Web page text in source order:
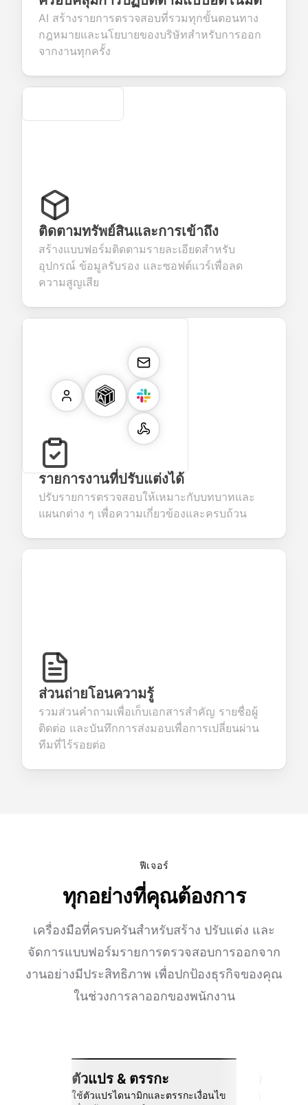
about
products or
account
creation.
commerce
transactions.
efficient
candidate
AI สร้างรายการตรวจสอบที่รวมทุกขั้นตอนทาง
กฎหมายและนโยบายของบริษัทสำหรับการออก
จากงานทุกครั้ง
Secure
ติดตามทรัพย์สินและการเข้าถึง
สร้างแบบฟอร์มติดตามรายละเอียดสำหรับ
อุปกรณ์ ข้อมูลรับรอง และซอฟต์แวร์เพื่อลด
ความสูญเสีย
รายการงานที่ปรับแต่งได้
ปรับรายการตรวจสอบให้เหมาะกับบทบาทและ
แผนกต่าง ๆ เพื่อความเกี่ยวข้องและครบถ้วน
ส่วนถ่ายโอนความรู้
รวมส่วนคำถามเพื่อเก็บเอกสารสำคัญ รายชื่อผู้
ติดต่อ และบันทึกการส่งมอบเพื่อการเปลี่ยนผ่าน
ทีมที่ไร้รอยต่อ
ฟีเจอร์
ทุกอย่างที่คุณต้องการ
เครื่องมือที่ครบครันสำหรับสร้าง ปรับแต่ง และ
จัดการแบบฟอร์มรายการตรวจสอบการออกจาก
งานอย่างมีประสิทธิภาพ เพื่อปกป้องธุรกิจของคุณ
ในช่วงการลาออกของพนักงาน
ตัวแปร & ตรรกะ
ใช้ตัวแปรไดนามิกและตรรกะเงื่อนไข